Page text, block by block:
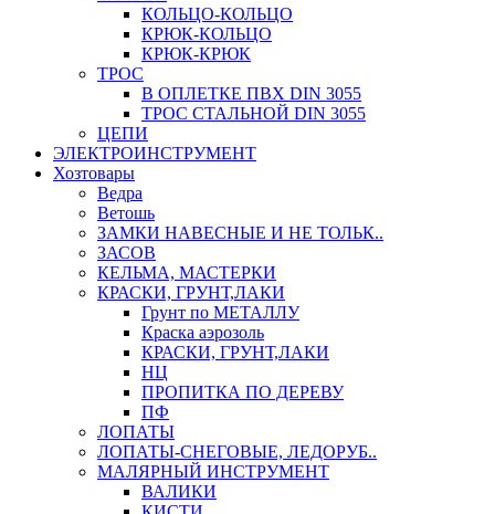
КОЛЬЦО-КОЛЬЦО
КРЮК-КОЛЬЦО
КРЮК-КРЮК
ТРОС
В ОПЛЕТКЕ ПВХ DIN 3055
ТРОС СТАЛЬНОЙ DIN 3055
ЦЕПИ
ЭЛЕКТРОИНСТРУМЕНТ
Хозтовары
Ведра
Ветошь
ЗАМКИ НАВЕСНЫЕ И НЕ ТОЛЬК..
ЗАСОВ
КЕЛЬМА, МАСТЕРКИ
КРАСКИ, ГРУНТ,ЛАКИ
Грунт по МЕТАЛЛУ
Краска аэрозоль
КРАСКИ, ГРУНТ,ЛАКИ
НЦ
ПРОПИТКА ПО ДЕРЕВУ
ПФ
ЛОПАТЫ
ЛОПАТЫ-СНЕГОВЫЕ, ЛЕДОРУБ..
МАЛЯРНЫЙ ИНСТРУМЕНТ
ВАЛИКИ